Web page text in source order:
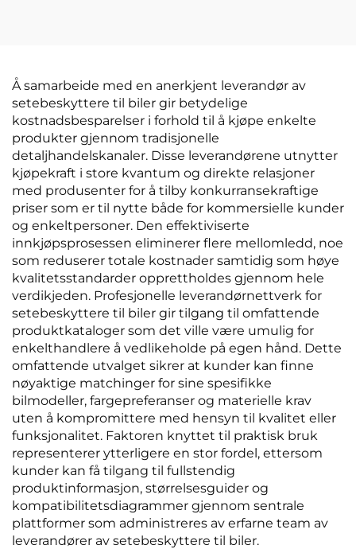
Å samarbeide med en anerkjent leverandør av
setebeskyttere til biler gir betydelige
kostnadsbesparelser i forhold til å kjøpe enkelte
produkter gjennom tradisjonelle
detaljhandelskanaler. Disse leverandørene utnytter
kjøpekraft i store kvantum og direkte relasjoner
med produsenter for å tilby konkurransekraftige
priser som er til nytte både for kommersielle kunder
og enkeltpersoner. Den effektiviserte
innkjøpsprosessen eliminerer flere mellomledd, noe
som reduserer totale kostnader samtidig som høye
kvalitetsstandarder opprettholdes gjennom hele
verdikjeden. Profesjonelle leverandørnettverk for
setebeskyttere til biler gir tilgang til omfattende
produktkataloger som det ville være umulig for
enkelthandlere å vedlikeholde på egen hånd. Dette
omfattende utvalget sikrer at kunder kan finne
nøyaktige matchinger for sine spesifikke
bilmodeller, fargepreferanser og materielle krav
uten å kompromittere med hensyn til kvalitet eller
funksjonalitet. Faktoren knyttet til praktisk bruk
representerer ytterligere en stor fordel, ettersom
kunder kan få tilgang til fullstendig
produktinformasjon, størrelsesguider og
kompatibilitetsdiagrammer gjennom sentrale
plattformer som administreres av erfarne team av
leverandører av setebeskyttere til biler.